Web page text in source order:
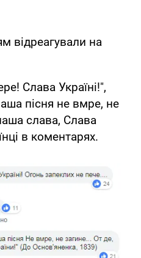
відреагували на
Слава Україні!",
пісня не вмре, не
слава, Слава
в коментарях.